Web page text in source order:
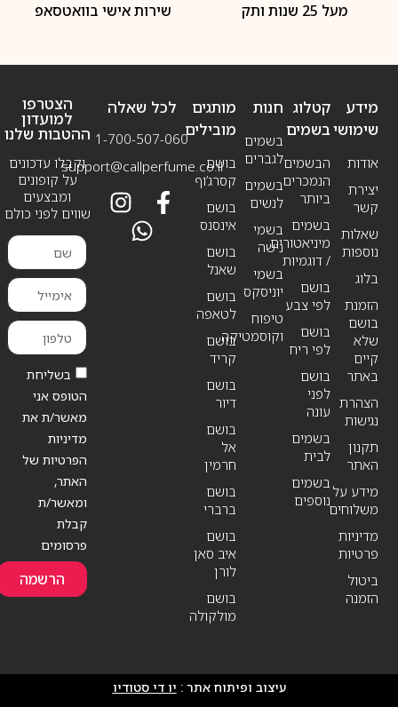
מעל 25 שנות ותק שירות אישי בוואטסאפ
מידע
שימושי
אודות
יצירת
קשר
שאלות
נוספות
בלוג
הזמנת
בושם
שלא
קיים
באתר
הצהרת
נגישות
תקנון
האתר
מידע על
משלוחים
מדיניות
פרטיות
ביטול
הזמנה
חנות
בשמים
לגברים
בשמים
לנשים
בשמי
נישה
בשמי
יוניסקס
טיפוח
וקוסמטיקה
קטלוג
בשמים
הבשמים
הנמכרים
ביותר
בשמים
מיניאטורים
/ דוגמיות
בושם
לפי צבע
בושם
לפי ריח
בושם
לפני
עונה
בשמים
לבית
בשמים
נוספים
מותגים
מובילים
בושם
קסרג’וף
בושם
אינסנס
בושם
שאנל
בושם
לטאפה
בושם
קריד
בושם
דיור
בושם
אל
חרמין
בושם
ברברי
בושם
איב סאן
לורן
בושם
מולקולה
לכל שאלה
1-700-507-060
support@callperfume.co.il
הצטרפו
למועדון
ההטבות שלנו
וקבלו עדכונים
על קופונים
ומבצעים
שווים לפני כולם
בשליחת
הטופס אני
מאשר/ת את
מדיניות
הפרטיות של
האתר,
ומאשר/ת
קבלת
פרסומים
הרשמה
עיצוב ופיתוח אתר : יו די סטודיו